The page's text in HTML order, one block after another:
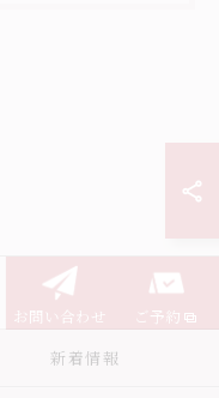
お問い合わせ
ご予約
新着情報